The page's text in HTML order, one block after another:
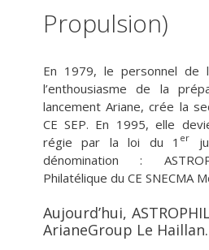
Propulsion)
En 1979, le personnel de
l’enthousiasme de la
lancement Ariane, crée la
CE SEP. En 1995, elle
régie par la loi du 1 er
dénomination :
Philatélique du CE SNECMA
Aujourd’hui,
ArianeGroup Le Haillan.